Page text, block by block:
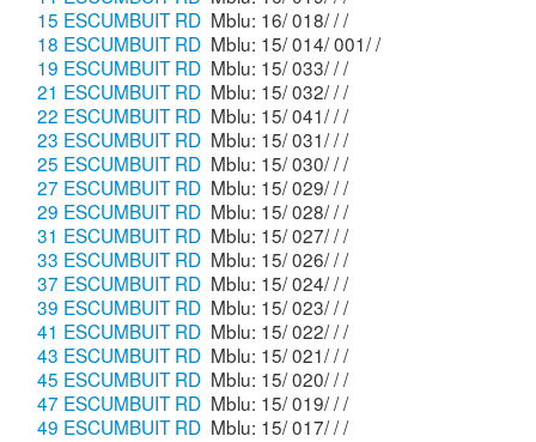
15 ESCUMBUIT RD
Mblu: 16/ 018/ / /
18 ESCUMBUIT RD
Mblu: 15/ 014/ 001/ /
19 ESCUMBUIT RD
Mblu: 15/ 033/ / /
21 ESCUMBUIT RD
Mblu: 15/ 032/ / /
22 ESCUMBUIT RD
Mblu: 15/ 041/ / /
23 ESCUMBUIT RD
Mblu: 15/ 031/ / /
25 ESCUMBUIT RD
Mblu: 15/ 030/ / /
27 ESCUMBUIT RD
Mblu: 15/ 029/ / /
29 ESCUMBUIT RD
Mblu: 15/ 028/ / /
31 ESCUMBUIT RD
Mblu: 15/ 027/ / /
33 ESCUMBUIT RD
Mblu: 15/ 026/ / /
37 ESCUMBUIT RD
Mblu: 15/ 024/ / /
39 ESCUMBUIT RD
Mblu: 15/ 023/ / /
41 ESCUMBUIT RD
Mblu: 15/ 022/ / /
43 ESCUMBUIT RD
Mblu: 15/ 021/ / /
45 ESCUMBUIT RD
Mblu: 15/ 020/ / /
47 ESCUMBUIT RD
Mblu: 15/ 019/ / /
49 ESCUMBUIT RD
Mblu: 15/ 017/ / /